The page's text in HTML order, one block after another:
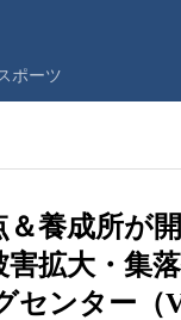
ポーツ
養成所が
拡大・集
ンター（